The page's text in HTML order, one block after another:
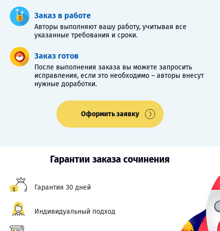
Заказ в работе
Авторы выполняют вашу работу, учитывая все
указанные требования и сроки.
Заказ готов
После выполнения заказа вы можете запросить
исправления, если это необходимо – авторы внесут
нужные доработки.
Оформить заявку
Гарантии заказа сочинения
Гарантия 30 дней
Индивидуальный подход